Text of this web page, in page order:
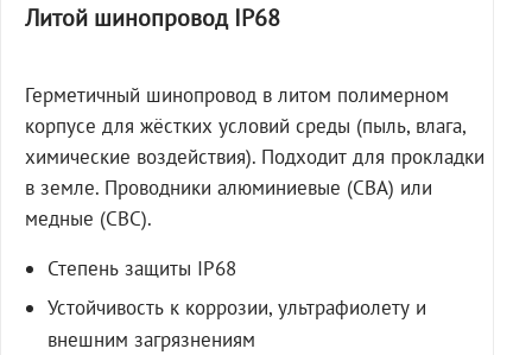
Литой шинопровод IP68
Герметичный шинопровод в литом полимерном
корпусе для жёстких условий среды (пыль, влага,
химические воздействия). Подходит для прокладки
в земле. Проводники алюминиевые (СВА) или
медные (СВС).
Степень защиты IP68
Устойчивость к коррозии, ультрафиолету и
внешним загрязнениям